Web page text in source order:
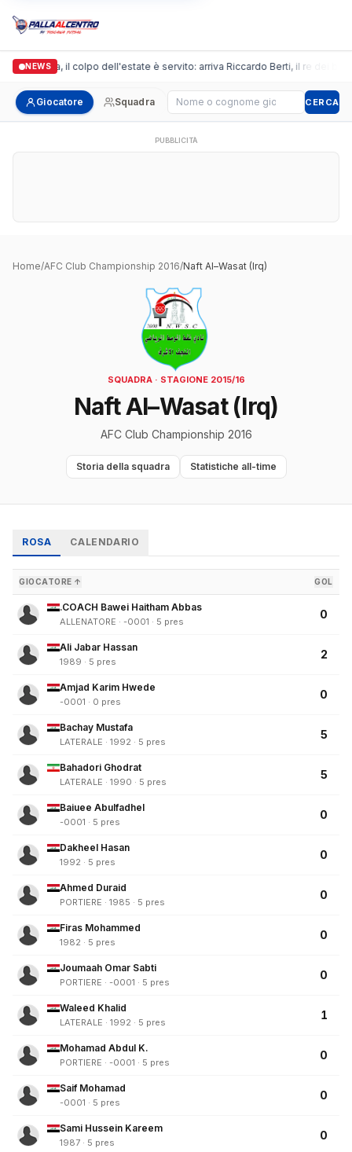
NEWS
Arpi Nova, il colpo dell'estate è servito: arriva Riccardo Berti, il re dei
Giocatore Squadra Cerca giocatore CERCA
PUBBLICITÀ
Home/AFC Club Championship 2016/Naft Al–Wasat (Irq)
SQUADRA · STAGIONE 2015/16
Naft Al–Wasat (Irq)
AFC Club Championship 2016
Storia della squadra Statistiche all-time
ROSA CALENDARIO
GIOCATORE ↑ GOL
.COACH Bawei Haitham Abbas
ALLENATORE · -0001 · 5 pres
0
Ali Jabar Hassan
1989 · 5 pres
2
Amjad Karim Hwede
-0001 · 0 pres
0
Bachay Mustafa
LATERALE · 1992 · 5 pres
5
Bahadori Ghodrat
LATERALE · 1990 · 5 pres
5
Baiuee Abulfadhel
-0001 · 5 pres
0
Dakheel Hasan
1992 · 5 pres
0
Ahmed Duraid
PORTIERE · 1985 · 5 pres
0
Firas Mohammed
1982 · 5 pres
0
Joumaah Omar Sabti
PORTIERE · -0001 · 5 pres
0
Waleed Khalid
LATERALE · 1992 · 5 pres
1
Mohamad Abdul K.
PORTIERE · -0001 · 5 pres
0
Saif Mohamad
-0001 · 5 pres
0
Sami Hussein Kareem
1987 · 5 pres
0